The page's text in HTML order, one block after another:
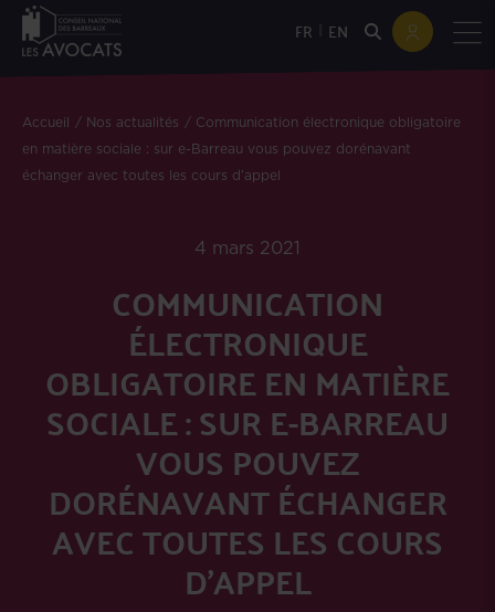
FR EN
Accueil Nos actualités
Communication électronique obligatoire
en matière sociale : sur e-Barreau vous pouvez dorénavant
échanger avec toutes les cours d’appel
4 mars 2021
COMMUNICATION
ÉLECTRONIQUE
OBLIGATOIRE EN MATIÈRE
SOCIALE : SUR E-BARREAU
VOUS POUVEZ
DORÉNAVANT ÉCHANGER
AVEC TOUTES LES COURS
D’APPEL